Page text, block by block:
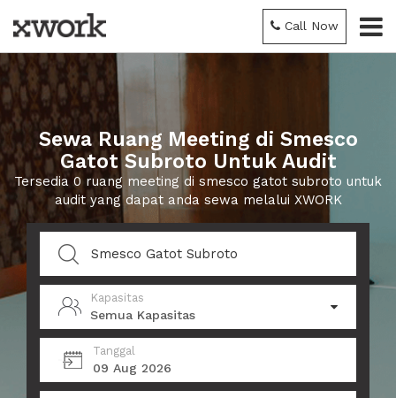
Call Now
Sewa Ruang Meeting di Smesco
Gatot Subroto Untuk Audit
Tersedia 0 ruang meeting di smesco gatot subroto untuk
audit yang dapat anda sewa melalui XWORK
Kapasitas
Semua Kapasitas
Tanggal
09 Aug 2026